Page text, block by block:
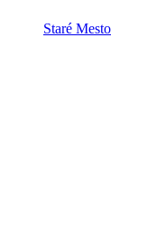
Staré Mesto